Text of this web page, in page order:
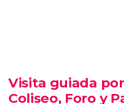
visita guiada por los
Sixtina
Visita guiada
Coliseo, Foro y